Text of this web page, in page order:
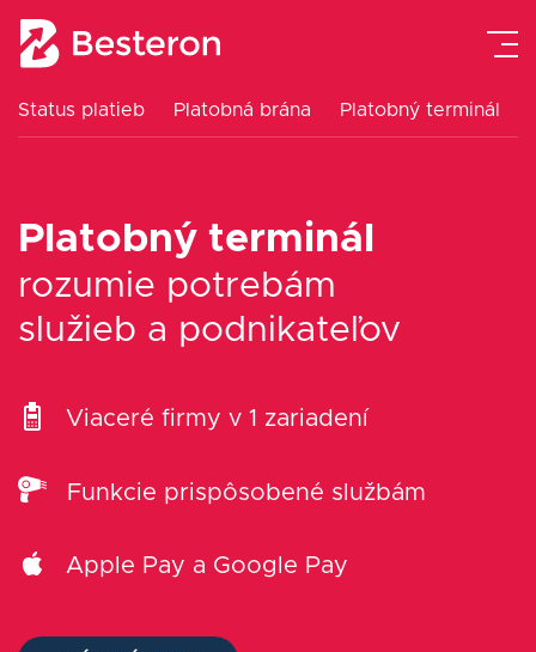
Blog
Cenník
Návody
eKasa pokladne
Platobná brána
Platobný terminál
rozumie potrebám
služieb a podnikateľov
Viaceré firmy v 1 zariadení
Funkcie prispôsobené službám
Apple Pay a Google Pay